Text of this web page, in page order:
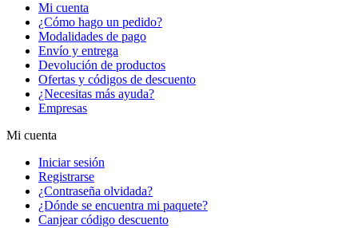
Mi cuenta
¿Cómo hago un pedido?
Modalidades de pago
Envío y entrega
Devolución de productos
Ofertas y códigos de descuento
¿Necesitas más ayuda?
Empresas
Mi cuenta
Iniciar sesión
Registrarse
¿Contraseña olvidada?
¿Dónde se encuentra mi paquete?
Canjear código descuento